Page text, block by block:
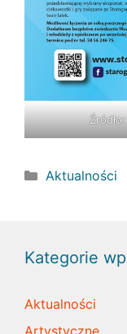
Kategorie
Aktualności
Kategorie
Aktualności